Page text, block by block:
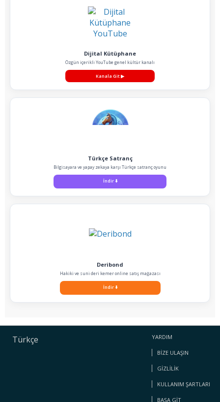
Dijital Kütüphane
Özgün içerikli YouTube genel kültür kanalı
Kanala Git▶
Türkçe Satranç
Bilgisayara ve yapay zekaya karşı Türkçe satranç oyunu
İndir ⬇️
Deribond
Hakiki ve suni deri kemer online satış mağazası
İndir⬇️
Türkçe YARDIM
BIZE ULAŞIN
GIZLILIK
KULLANIM ŞARTLARI
BAŞA GIT